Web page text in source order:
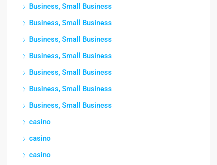
Business, Small Business
Business, Small Business
Business, Small Business
Business, Small Business
Business, Small Business
Business, Small Business
Business, Small Business
casino
casino
casino